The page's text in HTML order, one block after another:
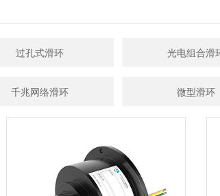
过孔式滑环 光电组合滑
千兆网络滑环 微型滑环